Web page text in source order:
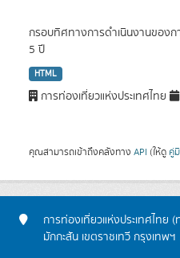
กรอบทิศทางการดำเนินงานของกา
5 ปี
HTML
การท่องเที่ยวแห่งประเทศไทย
คุณสามารถเข้าถึงคลังทาง API (ให้ดู คู่
การท่องเที่ยวแห่งประเทศไทย
มักกะสัน เขตราชเทวี กรุงเทพ